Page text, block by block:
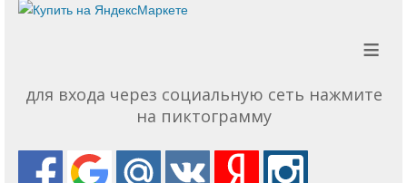
≡
для входа через социальную сеть нажмите
на пиктограмму